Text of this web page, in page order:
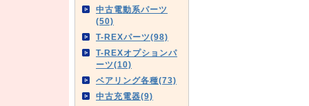
中古電動系パーツ
(50)
T-REXパーツ(98)
T-REXオプションパ
ーツ(10)
ベアリング各種(73)
中古充電器(9)